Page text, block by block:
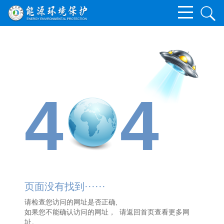
4 4
页面没有找到······
请检查您访问的网址是否正确,
如果您不能确认访问的网址， 请返回首页查看更多网
址。